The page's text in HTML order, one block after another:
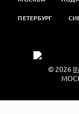
ПЕТЕРБУРГ
© 2026